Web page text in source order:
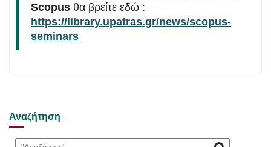
Scopus θα βρείτε εδώ :
https://library.upatras.gr/news/scopus-
seminars
Αναζήτηση